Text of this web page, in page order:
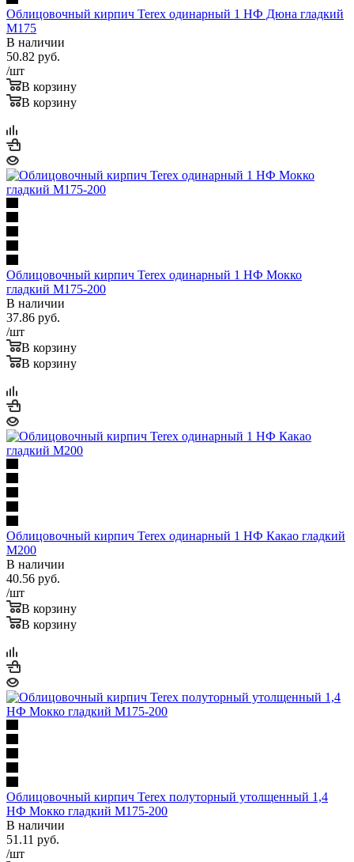
Облицовочный кирпич Terex одинарный 1 НФ Дюна гладкий
М175
В наличии
50.82 руб.
/шт
В корзину
В корзину
Облицовочный кирпич Terex одинарный 1 НФ Мокко
гладкий М175-200
В наличии
37.86 руб.
/шт
В корзину
В корзину
Облицовочный кирпич Terex одинарный 1 НФ Какао гладкий
М200
В наличии
40.56 руб.
/шт
В корзину
В корзину
Облицовочный кирпич Terex полуторный утолщенный 1,4
НФ Мокко гладкий М175-200
В наличии
51.11 руб.
/шт